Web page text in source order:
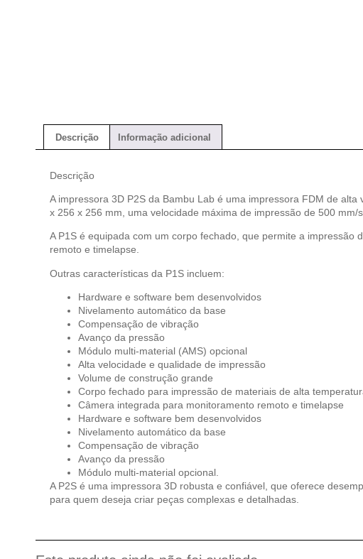
Descrição Informação adicional
Descrição
A impressora 3D P2S da Bambu Lab é uma impressora FDM de
x 256 x 256 mm, uma velocidade máxima de impressão de 500 mm/
A P1S é equipada com um corpo fechado, que permite a
remoto e timelapse.
Outras características da P1S incluem:
Hardware e software bem desenvolvidos
Nivelamento automático da base
Compensação de vibração
Avanço da pressão
Módulo multi-material (AMS) opcional
Alta velocidade e qualidade de impressão
Volume de construção grande
Corpo fechado para impressão de materiais de alta
Câmera integrada para monitoramento remoto e timelapse
Hardware e software bem desenvolvidos
Nivelamento automático da base
Compensação de vibração
Avanço da pressão
Módulo multi-material opcional.
A P2S é uma impressora 3D robusta e confiável, que oferece
para quem deseja criar peças complexas e detalhadas.